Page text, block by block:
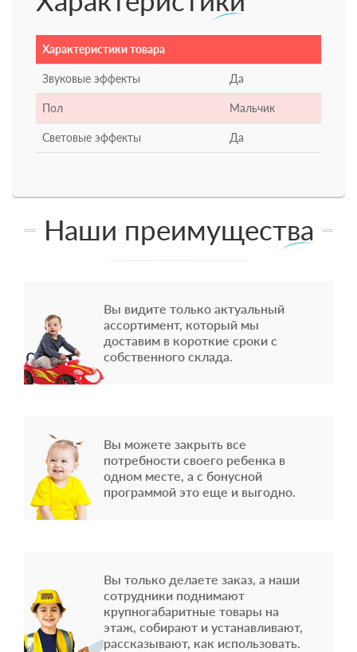
Характеристики товара
Звуковые эффекты Да
Пол Мальчик
Световые эффекты Да
Наши преимущества
Вы видите только актуальный
ассортимент, который мы
доставим в короткие сроки с
собственного склада.
Вы можете закрыть все
потребности своего ребенка в
одном месте, а с бонусной
программой это еще и выгодно.
Вы только делаете заказ, а наши
сотрудники поднимают
крупногабаритные товары на
этаж, собирают и устанавливают,
рассказывают, как использовать.